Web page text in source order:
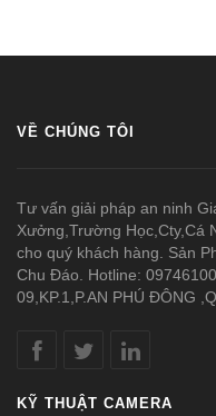
VỀ CHÚNG TÔI
Tư vấn giải pháp an ninh
Xưởng,Trường Học,Cty,Cá
cho quý khách hàng. Sản
Chu Đáo. Hotline:
09,KP.1,P.AN PHÚ ĐÔNG
KỸ THUẬT CAMERA